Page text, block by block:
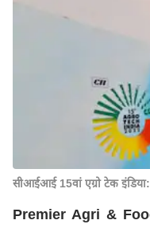
सीआईआई 15वां एग्रो टेक इंडिया:
Premier Agri &